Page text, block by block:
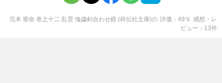
完本 密命 巻之十二 乱雲 傀儡剣合わせ鏡 (祥伝社文庫)の 評価 49 ％ 感想・レ
ビュー
13件